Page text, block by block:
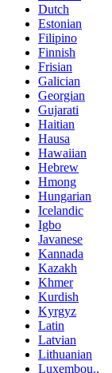
Dutch
Estonian
Filipino
Finnish
Frisian
Galician
Georgian
Gujarati
Haitian
Hausa
Hawaiian
Hebrew
Hmong
Hungarian
Icelandic
Igbo
Javanese
Kannada
Kazakh
Khmer
Kurdish
Kyrgyz
Latin
Latvian
Lithuanian
Luxembou..